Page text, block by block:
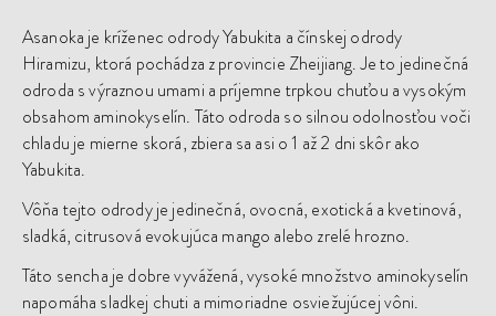
Asanoka je kríženec odrody Yabukita a čínskej odrody
Hiramizu, ktorá pochádza z provincie Zheijiang. Je to jedinečná
odroda s výraznou umami a príjemne trpkou chuťou a vysokým
obsahom aminokyselín. Táto odroda so silnou odolnosťou voči
chladu je mierne skorá, zbiera sa asi o 1 až 2 dni skôr ako
Yabukita.
Vôňa tejto odrody je jedinečná, ovocná, exotická a kvetinová,
sladká, citrusová evokujúca mango alebo zrelé hrozno.
Táto sencha je dobre vyvážená, vysoké množstvo aminokyselín
napomáha sladkej chuti a mimoriadne osviežujúcej vôni.